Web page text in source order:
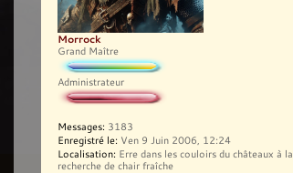
Morrock
Grand Maître
Administrateur
Messages: 3183
Enregistré le: Ven 9 Juin 2006, 12:24
Localisation: Erre dans les couloirs du châteaux à la
recherche de chair fraîche